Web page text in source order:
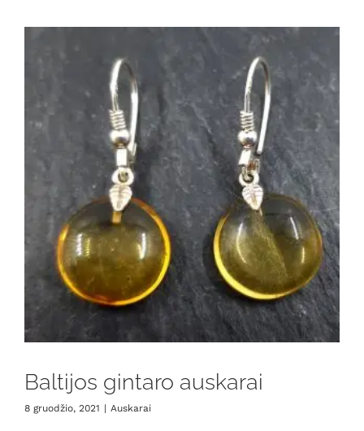
Baltijos gintaro auskarai
8 gruodžio, 2021 | Auskarai